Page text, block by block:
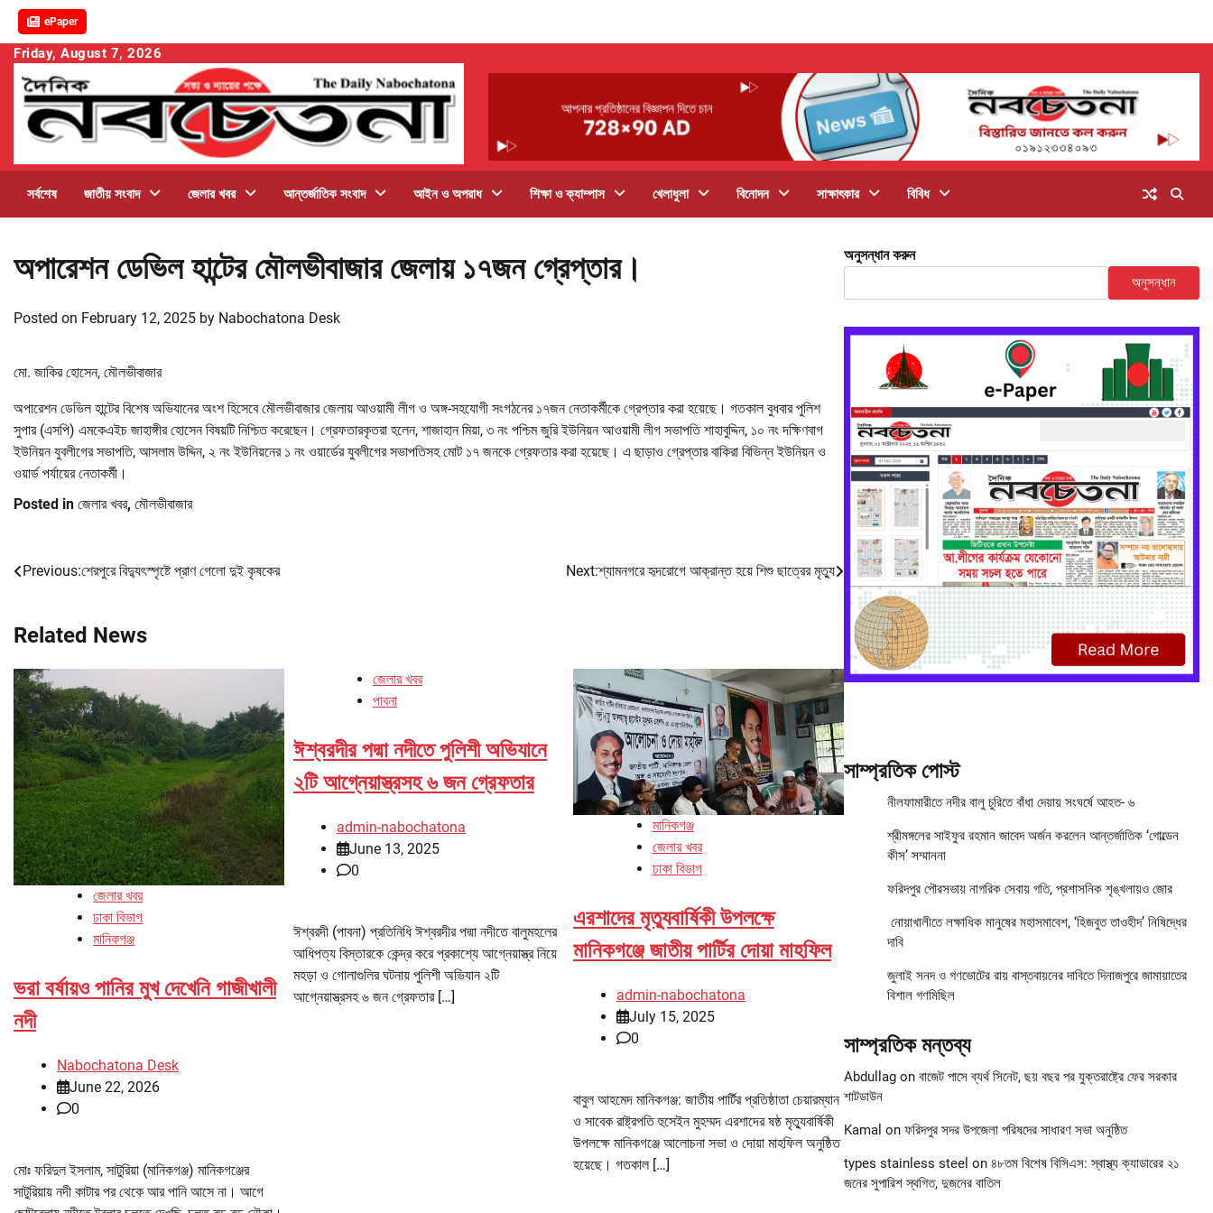
ePaper
Skip
content
Friday, August 7, 2026
সর্বশেষ জাতীয় সংবাদ জেলার খবর আন্তর্জাতিক সংবাদ আইন ও অপরাধ শিক্ষা ও ক্যাম্পাস খেলাধুলা বিনোদন সাক্ষাৎকার বিবিধ
অপারেশন ডেভিল হান্টের মৌলভীবাজার জেলায় ১৭জন গ্রেপ্তার।
Posted on February 12, 2025 by Nabochatona Desk
মো. জাকির হোসেন, মৌলভীবাজার
অপারেশন ডেভিল হান্টের বিশেষ অভিযানের অংশ হিসেবে মৌলভীবাজার জেলায় আওয়ামী লীগ ও অঙ্গ-সহযোগী সংগঠনের ১৭জন নেতাকর্মীকে গ্রেপ্তার করা হয়েছে। গতকাল বুধবার পুলিশ
সুপার (এসপি) এমকেএইচ জাহাঙ্গীর হোসেন বিষয়টি নিশ্চিত করেছেন। গ্রেফতারকৃতরা হলেন, শাজাহান মিয়া, ৩ নং পশ্চিম জুরি ইউনিয়ন আওয়ামী লীগ সভাপতি শাহাবুদ্দিন, ১০ নং দক্ষিণবাগ
ইউনিয়ন যুবলীগের সভাপতি, আসলাম উদ্দিন, ২ নং ইউনিয়নের ১ নং ওয়ার্ডের যুবলীগের সভাপতিসহ মোট ১৭ জনকে গ্রেফতার করা হয়েছে। এ ছাড়াও গ্রেপ্তার বাকিরা বিভিন্ন ইউনিয়ন ও
ওয়ার্ড পর্যায়ের নেতাকর্মী।
Posted in জেলার খবর, মৌলভীবাজার
Post
Previous:শেরপুরে বিদ্যুৎস্পৃষ্টে প্রাণ গেলো দুই কৃষকের Next:শ্যামনগরে হৃদরোগে আক্রান্ত হয়ে শিশু ছাত্রের মৃত্যু
Related News
জেলার খবর
ঢাকা বিভাগ
মানিকগঞ্জ
ভরা বর্ষায়ও পানির মুখ দেখেনি গাজীখালী
নদী
Nabochatona Desk
June 22, 2026
0
মোঃ ফরিদুল ইসলাম, সাটুরিয়া (মানিকগঞ্জ) মানিকগঞ্জের
সাটুরিয়ায় নদী কাটার পর থেকে আর পানি আসে না। আগে
জেলার খবর
পাবনা
ঈশ্বরদীর পদ্মা নদীতে পুলিশী অভিযানে
২টি আগ্নেয়াস্ত্রসহ ৬ জন গ্রেফতার
admin-nabochatona
June 13, 2025
0
ঈশ্বরদী (পাবনা) প্রতিনিধি ঈশ্বরদীর পদ্মা নদীতে বালুমহলের
আধিপত্য বিস্তারকে কেন্দ্র করে প্রকাশ্যে আগ্নেয়াস্ত্র নিয়ে
মহড়া ও গোলাগুলির ঘটনায় পুলিশী অভিযান ২টি
আগ্নেয়াস্ত্রসহ ৬ জন গ্রেফতার […]
মানিকগঞ্জ
জেলার খবর
ঢাকা বিভাগ
এরশাদের মৃত্যুবার্ষিকী উপলক্ষে
মানিকগঞ্জে জাতীয় পার্টির দোয়া মাহফিল
admin-nabochatona
July 15, 2025
0
বাবুল আহমেদ মানিকগঞ্জ: জাতীয় পার্টির প্রতিষ্ঠাতা চেয়ারম্যান
ও সাবেক রাষ্ট্রপতি হুসেইন মুহম্মদ এরশাদের ষষ্ঠ মৃত্যুবার্ষিকী
উপলক্ষে মানিকগঞ্জে আলোচনা সভা ও দোয়া মাহফিল অনুষ্ঠিত
হয়েছে। গতকাল […]
অনুসন্ধান করুন
অনুসন্ধান
সাম্প্রতিক পোস্ট
নীলফামারীতে নদীর বালু চুরিতে বাঁধা দেয়ায় সংঘর্ষে আহত- ৬
শ্রীমঙ্গলের সাইফুর রহমান জাবেদ অর্জন করলেন আন্তর্জাতিক ‘গোল্ডেন
কীস’ সম্মাননা
ফরিদপুর পৌরসভায় নাগরিক সেবায় গতি, প্রশাসনিক শৃঙ্খলায়ও জোর
নোয়াখালীতে লক্ষাধিক মানুষের মহাসমাবেশ, ‘হিজবুত তাওহীদ’ নিষিদ্ধের
দাবি
জুলাই সনদ ও গণভোটের রায় বাস্তবায়নের দাবিতে দিনাজপুরে জামায়াতের
বিশাল গণমিছিল
সাম্প্রতিক মন্তব্য
Abdullagon বাজেট পাসে ব্যর্থ সিনেট, ছয় বছর পর যুক্তরাষ্ট্রে ফের সরকার
শাটডাউন
Kamal on ফরিদপুর সদর উপজেলা পরিষদের সাধারণ সভা অনুষ্ঠিত
types stainless steel on ৪৮তম বিশেষ বিসিএস: স্বাস্থ্য ক্যাডারের ২১
জনের সুপারিশ স্থগিত, দুজনের বাতিল